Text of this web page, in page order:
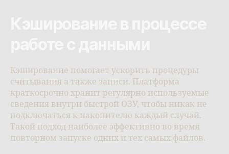
Кэширование помогает ускорить процедуры
считывания а также записи. Платформа
краткосрочно хранит регулярно используемые
сведения внутри быстрой ОЗУ, чтобы никак не
подключаться к накопителю каждый случай.
Такой подход наиболее эффективно во время
повторном запуске одних и тех самых файлов.